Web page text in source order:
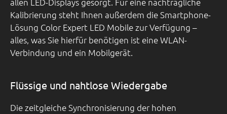
allen LED-Displays gesorgt. Für eine nachträgliche
Kalibrierung steht Ihnen außerdem die Smartphone-
Lösung Color Expert LED Mobile zur Verfügung –
alles, was Sie hierfür benötigen ist eine WLAN-
Verbindung und ein Mobilgerät.
Flüssige und nahtlose Wiedergabe
Die zeitgleiche Synchronisierung der hohen